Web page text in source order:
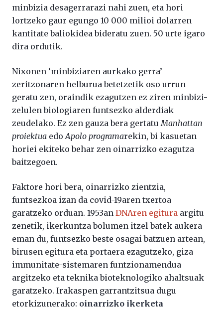
minbizia desagerrarazi nahi zuen, eta hori
lortzeko gaur egungo 10 000 milioi dolarren
kantitate baliokidea bideratu zuen. 50 urte igaro
dira ordutik.
Nixonen ‘minbiziaren aurkako gerra’
zeritzonaren helburua betetzetik oso urrun
geratu zen, oraindik ezagutzen ez ziren minbizi-
zelulen biologiaren funtsezko alderdiak
zeudelako. Ez zen gauza bera gertatu Manhattan
proiektua edo Apolo programarekin, bi kasuetan
horiei ekiteko behar zen oinarrizko ezagutza
baitzegoen.
Faktore hori bera, oinarrizko zientzia,
funtsezkoa izan da covid-19aren txertoa
garatzeko orduan. 1953an DNAren egitura argitu
zenetik, ikerkuntza bolumen itzel batek aukera
eman du, funtsezko beste osagai batzuen artean,
birusen egitura eta portaera ezagutzeko, giza
immunitate-sistemaren funtzionamendua
argitzeko eta teknika bioteknologiko ahaltsuak
garatzeko. Irakaspen garrantzitsua dugu
etorkizunerako: oinarrizko ikerketa